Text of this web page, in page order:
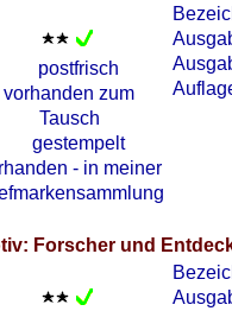
Forscher und